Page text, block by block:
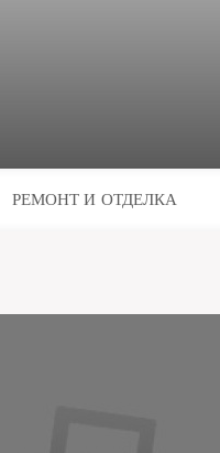
РЕМОНТ И ОТДЕЛКА